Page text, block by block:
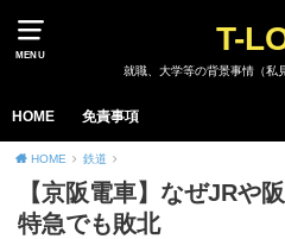
MENU T-
就職、大学等の背景事情（私
HOME 免責事項
HOME 鉄道
【京阪電車】なぜJRや
特急でも敗北